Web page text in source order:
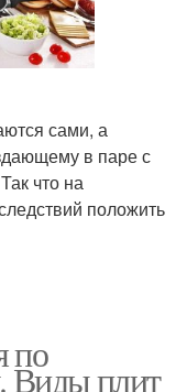
сами, а
в паре с
что на
положить
по
Виды плит